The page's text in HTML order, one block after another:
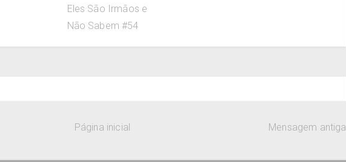
Eles São Irmãos e
Não Sabem #54
Página inicial Mensagem antiga